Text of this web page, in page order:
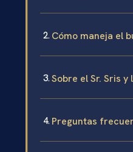
Cómo maneja el
Sobre el Sr. Sris
Preguntas